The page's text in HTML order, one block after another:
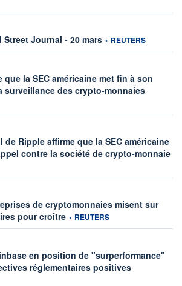
Street Journal - 20 mars information fournie par
• REUTERS
que la SEC américaine met fin à son
surveillance des crypto-monnaies
de Ripple affirme que la SEC américaine
contre la société de crypto-monnaie
de cryptomonnaies misent sur
pour croître information fournie par
• REUTERS
en position de "surperformance"
réglementaires positives